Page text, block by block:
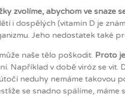
zvolíme, abychom ve snaze
i dospělých (vitamín D je
Jeho nedostatek také
naše tělo poškodit. Proto
Například v době viróz se
neduhy nemáme takovou
se snadno spálíme,